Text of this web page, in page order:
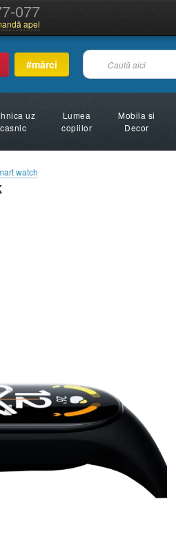
077
apel
#mărci
uz
casnic
Lumea
copiilor
Mobila si
Decor
watch